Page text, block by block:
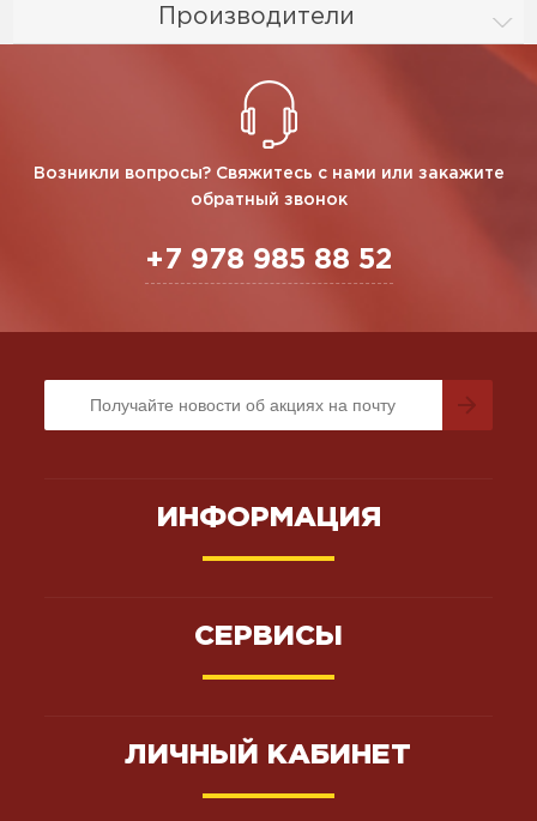
Производители
Возникли вопросы? Свяжитесь с нами или закажите
обратный звонок
+7 978 985 88 52
ИНФОРМАЦИЯ
СЕРВИСЫ
ЛИЧНЫЙ КАБИНЕТ